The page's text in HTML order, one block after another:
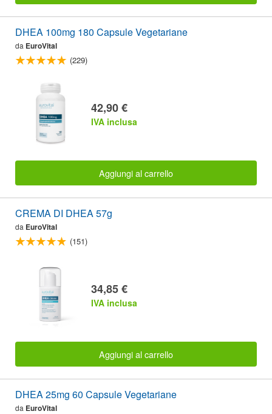
DHEA 100mg 180 Capsule Vegetariane
da EuroVital
(229)
42,90 €
IVA inclusa
Aggiungi al carrello
CREMA DI DHEA 57g
da EuroVital
(151)
34,85 €
IVA inclusa
Aggiungi al carrello
DHEA 25mg 60 Capsule Vegetariane
da EuroVital